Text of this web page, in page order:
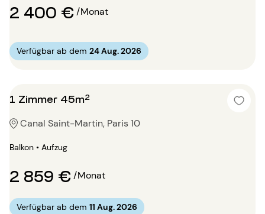
2 400 €/Monat
Verfügbar ab dem 24 Aug. 2026
1 Zimmer 45m²
Canal Saint-Martin, Paris 10
Balkon • Aufzug
2 859 €/Monat
Verfügbar ab dem 11 Aug. 2026